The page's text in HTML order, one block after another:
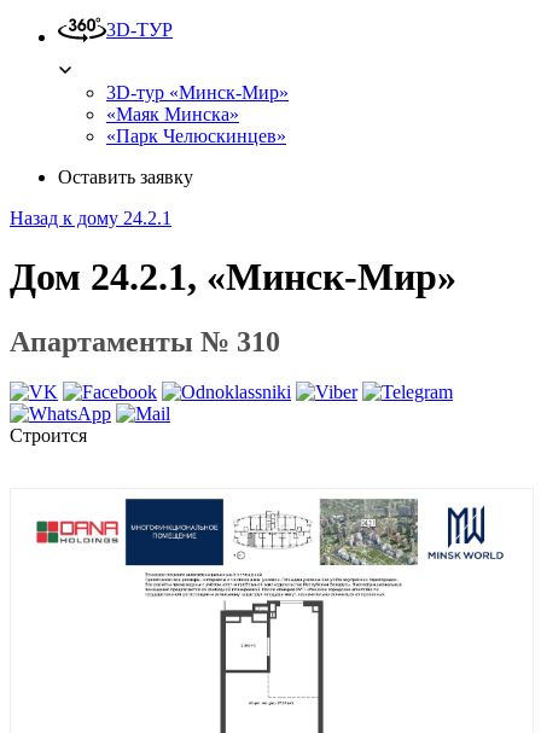
3D-ТУР
3D-тур «Минск-Мир»
«Маяк Минска»
«Парк Челюскинцев»
Оставить заявку
Назад к дому 24.2.1
Дом 24.2.1, «Минск-Мир»
Апартаменты № 310
Строится